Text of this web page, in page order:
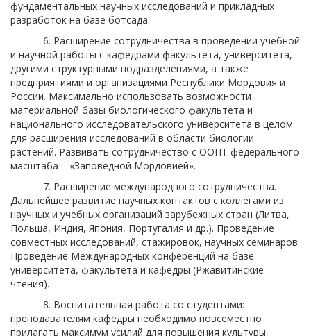
фундаментальных научных исследований и прикладных
разработок на базе ботсада.
6. Расширение сотрудничества в проведении учебной
и научной работы с кафедрами факультета, университета,
другими структурными подразделениями, а также
предприятиями и организациями Республики Мордовия и
России. Максимально использовать возможности
материальной базы биологического факультета и
национального исследовательского университета в целом
для расширения исследований в области биологии
растений. Развивать сотрудничество с ООПТ федерального
масштаба – «Заповедной Мордовией».
7. Расширение международного сотрудничества.
Дальнейшее развитие научных контактов с коллегами из
научных и учебных организаций зарубежных стран (Литва,
Польша, Индия, Япония, Португалия и др.). Проведение
совместных исследований, стажировок, научных семинаров.
Проведение Международных конференций на базе
университета, факультета и кафедры (Ржавитинские
чтения).
8. Воспитательная работа со студентами:
преподавателям кафедры необходимо повсеместно
прилагать максимум усилий для повышения культуры,